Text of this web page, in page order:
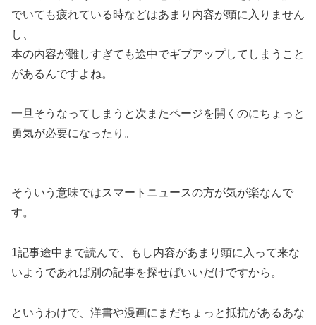
でいても疲れている時などはあまり内容が頭に入りません
し、
本の内容が難しすぎても途中でギブアップしてしまうこと
があるんですよね。
一旦そうなってしまうと次またページを開くのにちょっと
勇気が必要になったり。
そういう意味ではスマートニュースの方が気が楽なんで
す。
1記事途中まで読んで、もし内容があまり頭に入って来な
いようであれば別の記事を探せばいいだけですから。
というわけで、洋書や漫画にまだちょっと抵抗があるあな